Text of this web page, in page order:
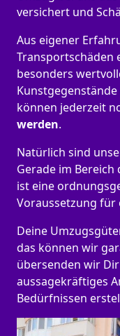
versichert und
Aus eigener
Transportschäden
besonders
können jederzeit
werden.
Natürlich sind
Gerade im
ist eine
Voraussetzung für
Deine
das können wir
übersenden wir
aussagekräftiges
Bedürfnissen